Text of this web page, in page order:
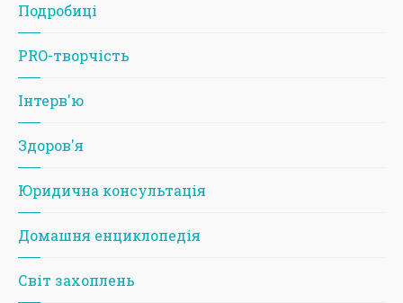
Подробиці
PRO-творчість
Iнтерв'ю
Здоров'я
Юридична консультація
Домашня енциклопедія
Світ захоплень